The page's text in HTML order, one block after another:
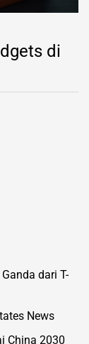
di
dari T-
News
China 2030